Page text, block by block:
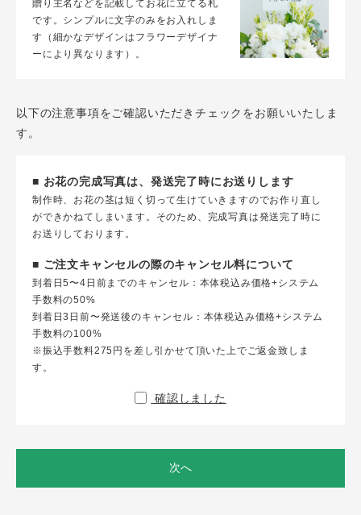
贈り主名などを記載してお花に立てる札
です。シンプルに文字のみをお入れしま
す（細かなデザインはフラワーデザイナ
ーにより異なります）。
以下の注意事項をご確認いただきチェックをお願いいたしま
す。
■ お花の完成写真は、発送完了時にお送りします
制作時、お花の茎は短く切って生けていきますのでお作り直し
ができかねてしまいます。そのため、完成写真は発送完了時に
お送りしております。
■ ご注文キャンセルの際のキャンセル料について
到着日5〜4日前までのキャンセル：本体税込み価格+システム
手数料の50%
到着日3日前〜発送後のキャンセル：本体税込み価格+システム
手数料の100%
※振込手数料275円を差し引かせて頂いた上でご返金致しま
す。
確認しました
次へ